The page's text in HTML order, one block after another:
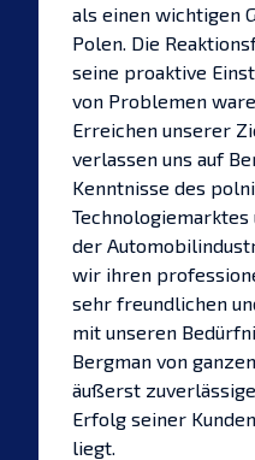
als einen wichtigen
Polen. Die
seine proaktive
von Problemen
Erreichen unserer
verlassen uns auf
Kenntnisse des
der
wir ihren
sehr freundlichen
mit unseren
Bergman von
äußerst
Erfolg seiner
liegt.